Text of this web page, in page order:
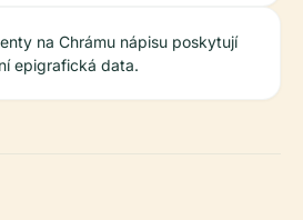
na Chrámu nápisu poskytují
epigrafická data.